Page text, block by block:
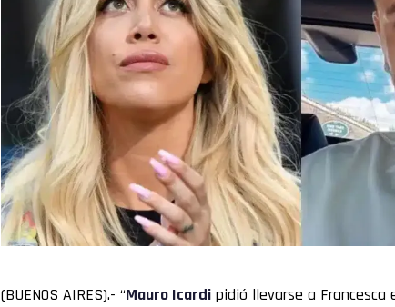
(BUENOS AIRES).- “Mauro Icardi pidió llevarse a Francesca